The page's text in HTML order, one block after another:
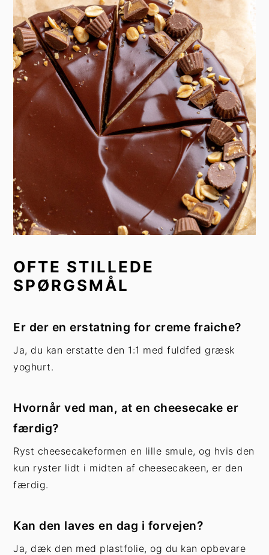
OFTE STILLEDE
SPØRGSMÅL
Er der en erstatning for creme fraiche?
Ja, du kan erstatte den 1:1 med fuldfed græsk
yoghurt.
Hvornår ved man, at en cheesecake er
færdig?
Ryst cheesecakeformen en lille smule, og hvis den
kun ryster lidt i midten af cheesecakeen, er den
færdig.
Kan den laves en dag i forvejen?
Ja, dæk den med plastfolie, og du kan opbevare